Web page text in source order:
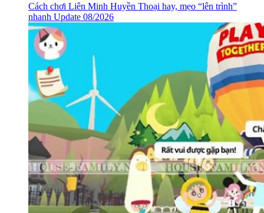
Cách chơi Liên Minh Huyền Thoại hay, mẹo “lên trình”
nhanh Update 08/2026